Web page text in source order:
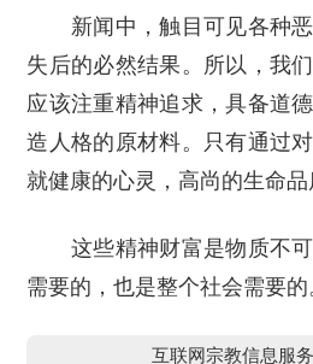
新闻中，触目可见各种恶
失后的必然结果。所以，我
应该注重精神追求，具备道
造人格的原材料。只有通过
就健康的心灵，高尚的生命品
这些精神财富是物质不可
需要的，也是整个社会需要的
互联网宗教信息服